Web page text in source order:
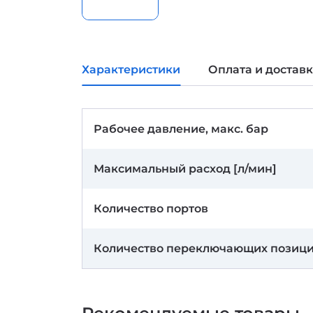
Характеристики Оплата и
Рабочее давление, макс. бар
Максимальный расход [л/мин]
Количество портов
Количество переключающих